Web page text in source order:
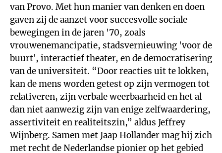
van Provo. Met hun manier van denken en doen
gaven zij de aanzet voor succesvolle sociale
bewegingen in de jaren '70, zoals
vrouwenemancipatie, stadsvernieuwing 'voor de
buurt', interactief theater, en de democratisering
van de universiteit. “Door reacties uit te lokken,
kan de mens worden getest op zijn vermogen tot
relativeren, zijn verbale weerbaarheid en het al
dan niet aanwezig zijn van enige zelfwaardering,
assertiviteit en realiteitszin,” aldus Jeffrey
Wijnberg. Samen met Jaap Hollander mag hij zich
met recht de Nederlandse pionier op het gebied